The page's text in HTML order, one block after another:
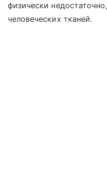
физически
человеческих тканей.